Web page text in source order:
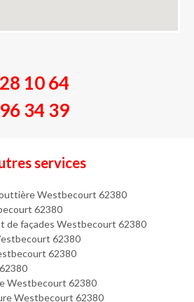
10 64
34 39
services
Westbecourt 62380
62380
de façades Westbecourt 62380
62380
62380
Westbecourt 62380
Westbecourt 62380